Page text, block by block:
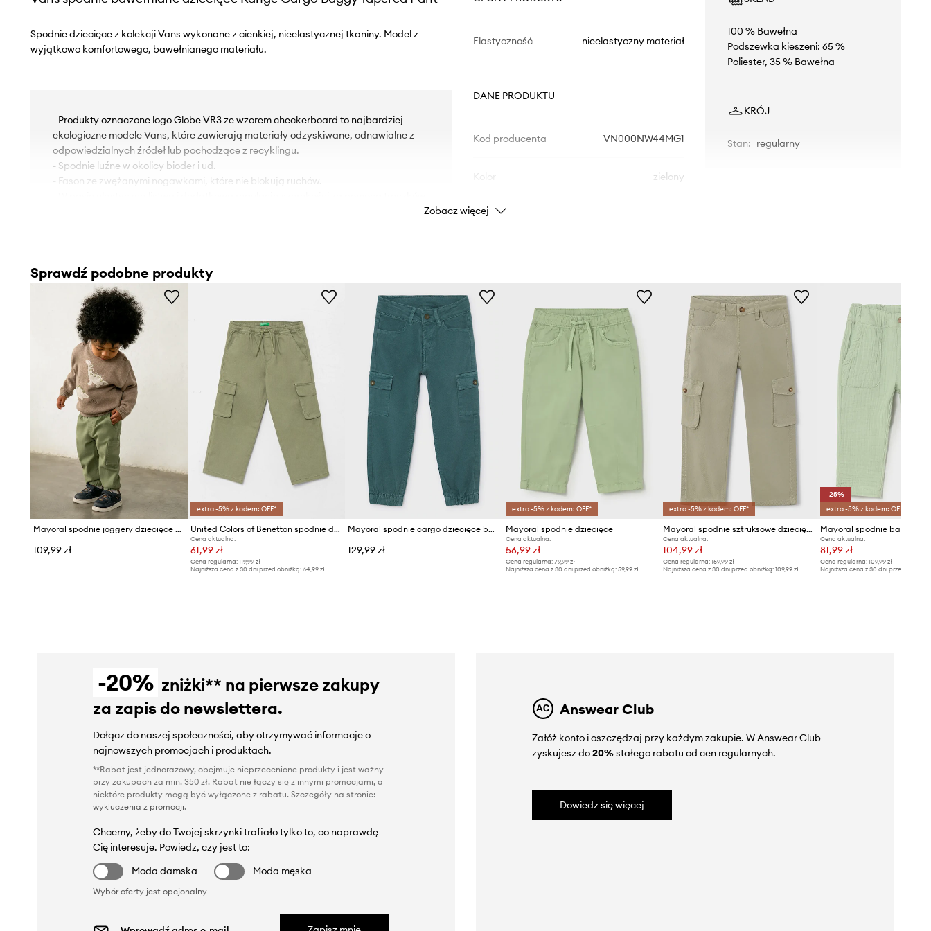
Spodnie dziecięce z kolekcji Vans wykonane z cienkiej, nieelastycznej tkaniny. Model z
wyjątkowo komfortowego, bawełnianego materiału.
- Produkty oznaczone logo Globe VR3 ze wzorem checkerboard to najbardziej
ekologiczne modele Vans, które zawierają materiały odzyskiwane, odnawialne z
odpowiedzialnych źródeł lub pochodzące z recyklingu.
- Spodnie luźne w okolicy bioder i ud.
- Fason ze zwężanymi nogawkami, które nie blokują ruchów.
- Dwie wsuwane kieszenie na pośladkach.
Elastyczność nieelastyczny materiał
DANE PRODUKTU
Kod producenta VN000NW44MG1
zielony
Marka
100 % Bawełna
Podszewka kieszeni: 65 %
Poliester, 35 % Bawełna
KRÓJ
Stan: regularny
Zobacz więcej
Sprawdź podobne produkty
Mayoral spodnie joggery dziecięce bawełniane z elastanem Joggery cargo
109,99 zł
extra -5% z kodem: OFF*
United Colors of Benetton spodnie dziecięce
Cena aktualna:
61,99 zł
Cena regularna:119,99 zł
Najniższa cena z 30 dni przed obniżką:64,99 zł
Mayoral spodnie cargo dziecięce bawełniane z elastanem
129,99 zł
extra -5% z kodem: OFF*
Mayoral spodnie dziecięce
Cena aktualna:
56,99 zł
Cena regularna: 79,99 zł
Najniższa cena z 30 dni przed obniżką: 59,99 zł
extra -5% z kodem: OFF*
Mayoral spodnie sztruksowe dziecięce
Cena aktualna:
104,99 zł
Cena regularna:159,99 zł
Najniższa cena z 30 dni przed obniżką:109,99 zł
-25%
extra -5% z kodem: OFF*
Cena aktualna:
81,99 zł
Cena regularna: 109,99 zł
Najniższa cena z 30 dni przed obniżką:
-20% zniżki** na pierwsze zakupy
za zapis do newslettera.
Dołącz do naszej społeczności, aby otrzymywać informacje o
najnowszych promocjach i produktach.
**Rabat jest jednorazowy, obejmuje nieprzecenione produkty i jest ważny
przy zakupach za min. 350 zł. Rabat nie łączy się z innymi promocjami, a
niektóre produkty mogą być wyłączone z rabatu. Szczegóły na stronie:
wykluczenia z promocji.
Chcemy, żeby do Twojej skrzynki trafiało tylko to, co naprawdę
Cię interesuje. Powiedz, czy jest to:
Moda damska
Moda męska
Wybór oferty jest opcjonalny
Answear Club
Załóż konto i oszczędzaj przy każdym zakupie. W Answear Club
zyskujesz do20%stałego rabatu od cen regularnych.
Dowiedz się więcej